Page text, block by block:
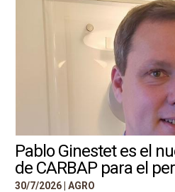
Pablo Ginestet es el
de CARBAP para el
30/7/2026 | AGRO